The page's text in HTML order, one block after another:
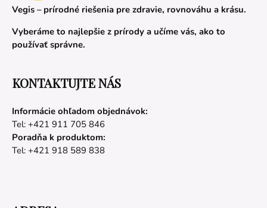
Vegis – prírodné riešenia pre zdravie, rovnováhu a krásu.
Vyberáme to najlepšie z prírody a učíme vás, ako to
používať správne.
KONTAKTUJTE NÁS
Informácie ohľadom objednávok:
Tel: +421 911 705 846
Poradňa k produktom:
Tel: +421 918 589 838